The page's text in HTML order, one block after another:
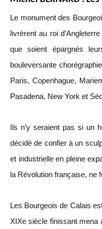
Le monument des
livrèrent au roi
que soient épargnés
bouleversante
Paris, Copenhague,
Pasadena, New York et
Ils n’y seraient pas si un
décidé de confier à un
et industrielle en pleine
la Révolution française, ne
Les Bourgeois de Calais
XIXe siècle finissant mena